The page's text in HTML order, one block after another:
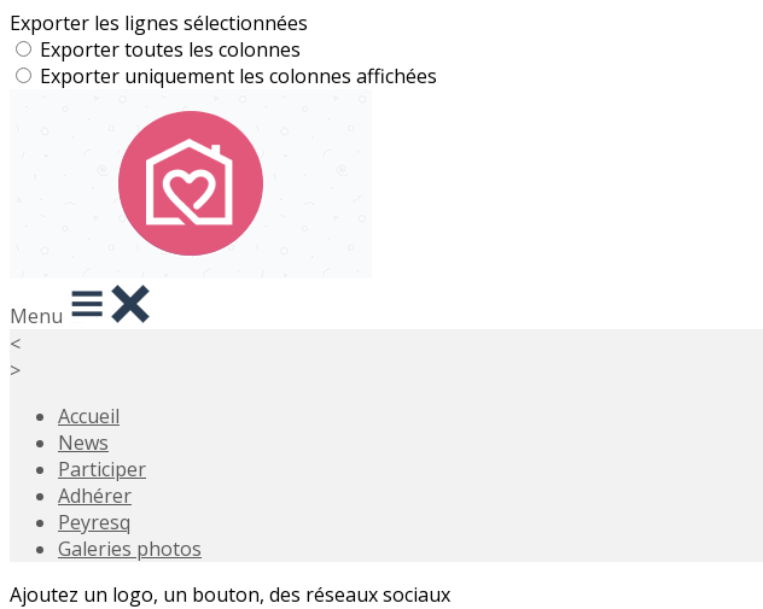
Exporter les lignes sélectionnées
Exporter toutes les colonnes
Exporter uniquement les colonnes affichées
Menu
<
>
Accueil
News
Participer
Adhérer
Peyresq
Galeries photos
Ajoutez un logo, un bouton, des réseaux sociaux